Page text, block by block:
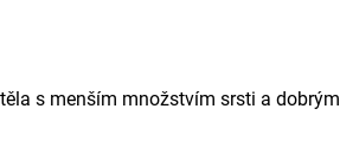
s menším množstvím srsti a dobrým